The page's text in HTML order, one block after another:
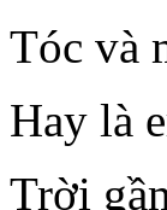
Tóc và
Hay là
Trời